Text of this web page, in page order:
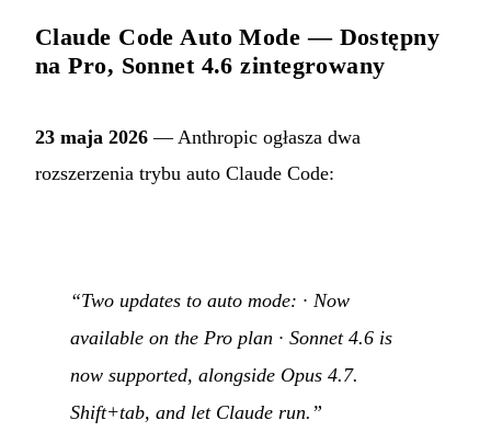
Claude Code Auto Mode — Dostępny
na Pro, Sonnet 4.6 zintegrowany
23 maja 2026 — Anthropic ogłasza dwa
rozszerzenia trybu auto Claude Code:
“Two updates to auto mode: · Now
available on the Pro plan · Sonnet 4.6 is
now supported, alongside Opus 4.7.
Shift+tab, and let Claude run.”